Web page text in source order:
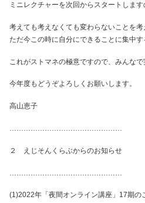
ミニレクチャーを次回からスタートします
考えても考えなくても変わらないことを考
ただ今この時に自分にできることに集中す
これがストマネの極意ですので、みんなで
今年度もどうぞよろしくお願いします。
高山恵子
…………………………………………
２ えじそんくらぶからのお知らせ
(1)2022年「夜間オンライン講座」17期の